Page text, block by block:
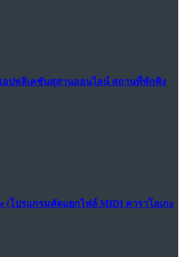
แอปพลิเคชันสุสานออนไลน์ สถานที่พักพิง
(โปรแกรมคัดแยกไฟล์ MIDI คาราโอเกะ